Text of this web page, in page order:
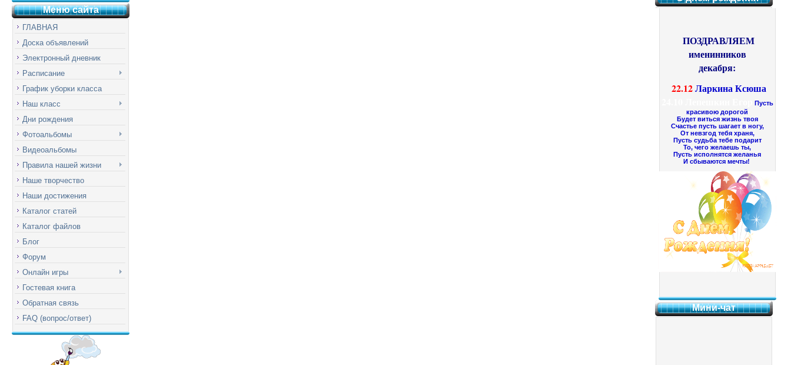
Меню сайта
ГЛАВНАЯ
Доска объявлений
Электронный дневник
Расписание
График уборки класса
Наш класс
Дни рождения
Фотоальбомы
Видеоальбомы
Правила нашей жизни
Наше творчество
Наши достижения
Каталог статей
Каталог файлов
Блог
Форум
Онлайн игры
Гостевая книга
Обратная связь
FAQ (вопрос/ответ)
ПОЗДРАВЛЯЕМ
именинников
декабря:
22.12Ларкина Ксюша
Пусть
красивою дорогой
Будет виться жизнь твоя
Счастье пусть шагает в ногу,
От невзгод тебя храня,
Пусть судьба тебе подарит
То, чего желаешь ты,
Пусть исполнятся желанья
И сбываются мечты!
Мини-чат